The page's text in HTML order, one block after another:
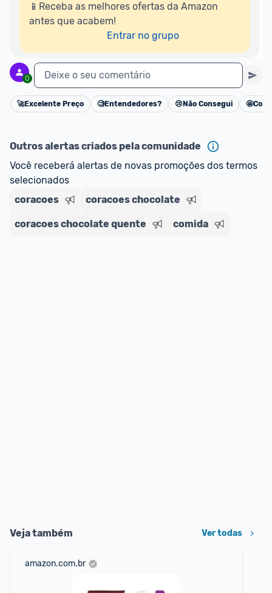
📱Receba as melhores ofertas da Amazon
antes que acabem!
Entrar no grupo
0 Deixe o seu comentário
Cancelar
🚀Excelente Preço 🧐Entendedores? 😢 Não Consegui 🤩
Outros alertas criados pela comunidade
Você receberá alertas de novas promoções dos termos
selecionados
coracoes
coracoes chocolate
coracoes chocolate quente comida
Veja também Ver todas
amazon.com.br